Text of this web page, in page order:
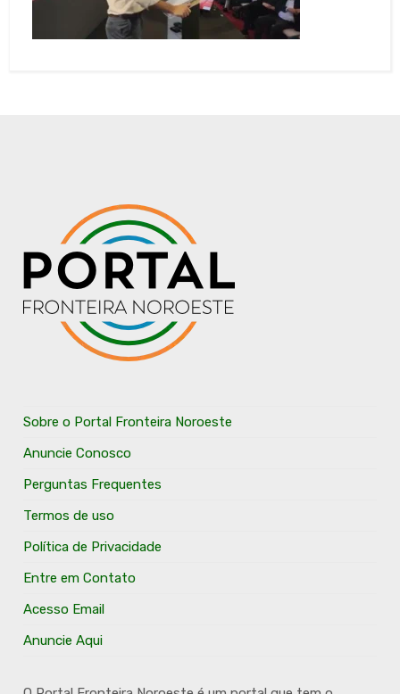
Sobre o Portal Fronteira Noroeste
Anuncie Conosco
Perguntas Frequentes
Termos de uso
Política de Privacidade
Entre em Contato
Acesso Email
Anuncie Aqui